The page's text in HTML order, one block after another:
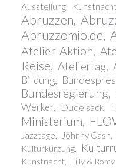
Ausstellung Kunstnacht
Abruzzen
Abruzzomio.de
Atelier-Aktion
Reise Ateliertag
Bildung
Bundesregierung
Werker
Dudelsack
Ministerium
Jazztage Johnny Cash
Kulturkürzung
Kunstnacht
Lilly & Romy